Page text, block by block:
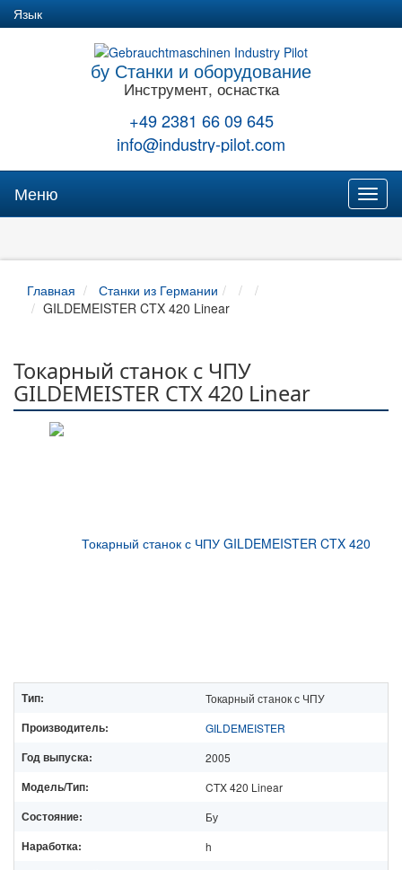
Язык
бу Станки и оборудование
Инструмент, оснастка
+49 2381 66 09 645
info@industry-pilot.com
Меню
Главная
Станки из Германии
GILDEMEISTER CTX 420 Linear
Токарный станок с ЧПУ
GILDEMEISTER CTX 420 Linear
Тип: Токарный станок с ЧПУ
Производитель: GILDEMEISTER
Год выпуска: 2005
Модель/Тип: CTX 420 Linear
Состояние: Бу
Наработка: h